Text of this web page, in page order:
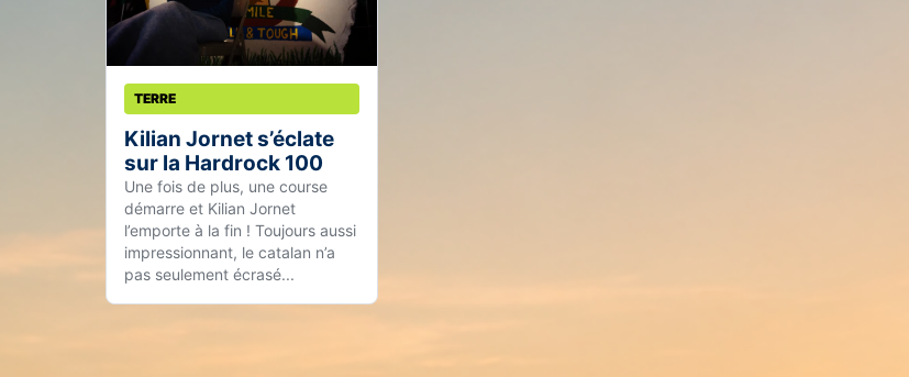
TERRE
Kilian Jornet s’éclate
sur la Hardrock 100
Une fois de plus, une course
démarre et Kilian Jornet
l’emporte à la fin ! Toujours aussi
impressionnant, le catalan n’a
pas seulement écrasé...